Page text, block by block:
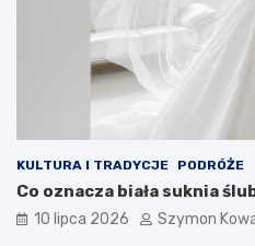
KULTURA I TRADYCJE PODRÓŻE
Co oznacza biała suknia
10 lipca 2026 Szymon